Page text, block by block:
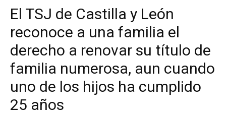
El TSJ de Castilla y León
reconoce a una familia el
derecho a renovar su título de
familia numerosa, aun cuando
uno de los hijos ha cumplido
25 años